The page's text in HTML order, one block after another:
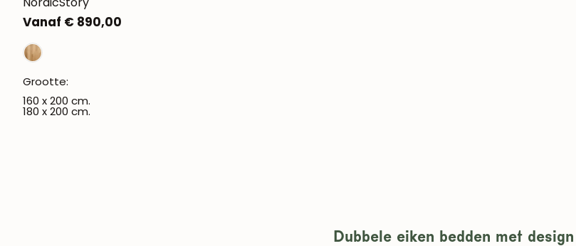
Normale
prijs
Vanaf € 890,00
Grootte:
160 x 200 cm.
180 x 200 cm.
Dubbele eiken bedden met